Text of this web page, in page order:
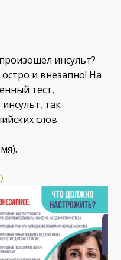
инсульт?
и внезапно! На
тест,
так
слов